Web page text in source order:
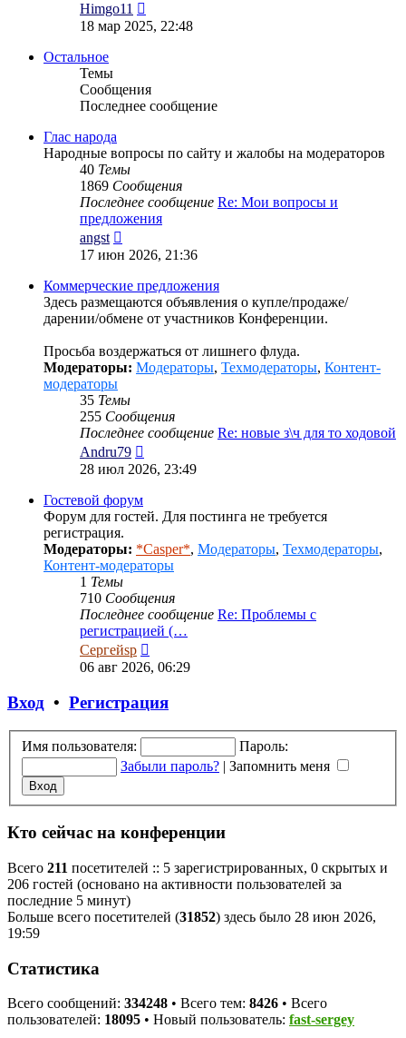
Himgo11
к
18 мар 2025, 22:48
Остальное
Темы
Сообщения
Последнее сообщение
Глас народа
Народные вопросы по сайту и жалобы на модераторов
40 Темы
1869 Сообщения
Последнее сообщение Re: Мои вопросы и
предложения
angst
к
сообщению
17 июн 2026, 21:36
Коммерческие предложения
Здесь размещаются объявления о купле/продаже/
дарении/обмене от участников Конференции.
Просьба воздержаться от лишнего флуда.
Модераторы: Модераторы, Техмодераторы, Контент-
модераторы
35 Темы
255 Сообщения
Последнее сообщение Re: новые з\ч для то ходовой
Andru79
к
28 июл 2026, 23:49
Гостевой форум
Форум для гостей. Для постинга не требуется
регистрация.
Модераторы: *Casper*, Модераторы, Техмодераторы,
Контент-модераторы
1 Темы
710 Сообщения
Последнее сообщение Re: Проблемы с
регистрацией (…
Сергейsp
к
06 авг 2026, 06:29
Вход • Регистрация
Имя пользователя:
Пароль:
Забыли пароль? | Запомнить меня
Кто сейчас на конференции
Всего 211 посетителей :: 5 зарегистрированных, 0 скрытых и
206 гостей (основано на активности пользователей за
последние 5 минут)
Больше всего посетителей (31852) здесь было 28 июн 2026,
19:59
Статистика
Всего сообщений: 334248 • Всего тем: 8426 • Всего
пользователей: 18095 • Новый пользователь: fast-sergey